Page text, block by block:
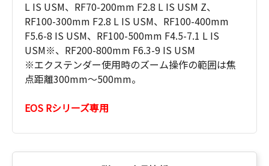
L IS USM、RF70-200mm F2.8 L IS USM Z、
RF100-300mm F2.8 L IS USM、RF100-400mm
F5.6-8 IS USM、RF100-500mm F4.5-7.1 L IS
USM※、RF200-800mm F6.3-9 IS USM
※エクステンダー使用時のズーム操作の範囲は焦
点距離300mm～500mm。
EOS Rシリーズ専用